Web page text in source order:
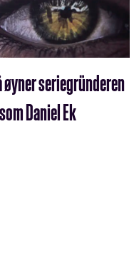
øyner seriegründeren
Daniel Ek